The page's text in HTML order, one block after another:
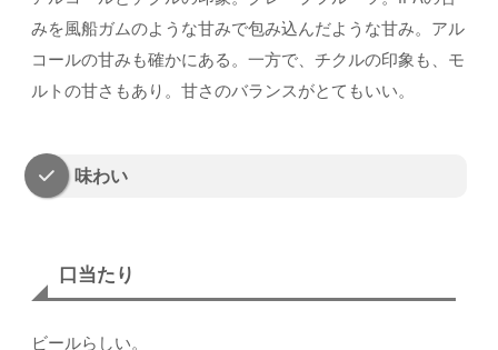
みを風船ガムのような甘みで包み込んだような甘み。アル
コールの甘みも確かにある。一方で、チクルの印象も、モ
ルトの甘さもあり。甘さのバランスがとてもいい。
味わい
口当たり
ビールらしい。